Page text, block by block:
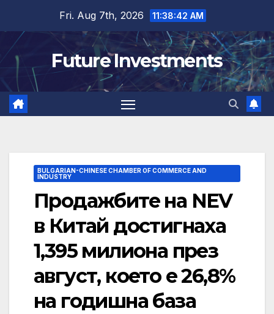
content
Fri. Aug 7th, 2026 11:38:43 AM
Future Investments
BULGARIAN-CHINESE CHAMBER OF COMMERCE AND
INDUSTRY
Продажбите на NEV
в Китай достигнаха
1,395 милиона през
август, което е 26,8%
на годишна база